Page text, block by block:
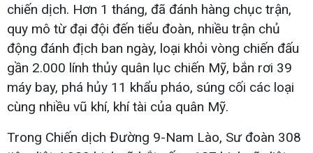
chiến dịch. Hơn 1 tháng, đã đánh hàng chục trận,
quy mô từ đại đội đến tiểu đoàn, nhiều trận chủ
động đánh địch ban ngày, loại khỏi vòng chiến đấu
gần 2.000 lính thủy quân lục chiến Mỹ, bắn rơi 39
máy bay, phá hủy 11 khẩu pháo, súng cối các loại
cùng nhiều vũ khí, khí tài của quân Mỹ.
Trong Chiến dịch Đường 9-Nam Lào, Sư đoàn 308